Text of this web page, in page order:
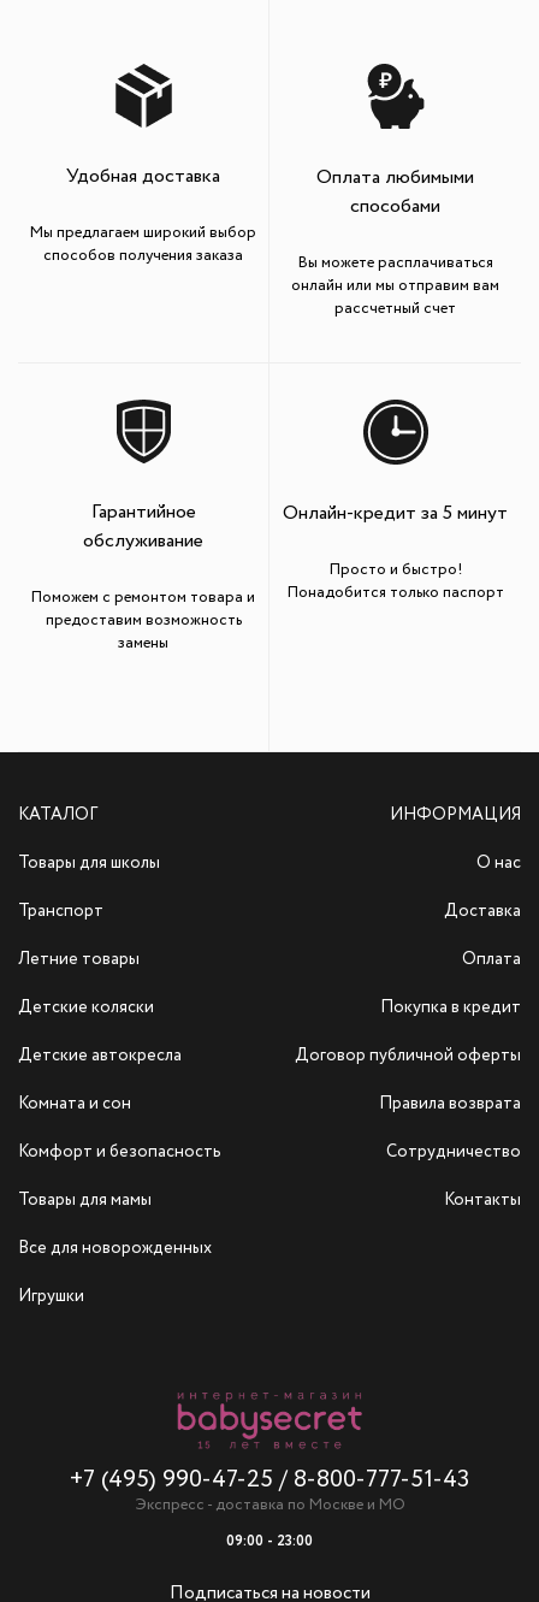
Удобная доставка
Мы предлагаем широкий выбор
способов получения заказа
Оплата любимыми
способами
Вы можете расплачиваться
онлайн или мы отправим вам
рассчетный счет
Гарантийное
обслуживание
Поможем с ремонтом товара и
предоставим возможность
замены
Онлайн-кредит за 5 минут
Просто и быстро!
Понадобится только паспорт
КАТАЛОГ
Товары для школы
Транспорт
Летние товары
Детские коляски
Детские автокресла
Комната и сон
Комфорт и безопасность
Товары для мамы
Все для новорожденных
Игрушки
+7 (495) 990-47-25 / 8-800-777-51-43
Экспресс - доставка по Москве и МО
09:00 - 23:00
Подписаться на новости
ИНФОРМАЦИЯ
О нас
Доставка
Оплата
Покупка в кредит
Договор публичной оферты
Правила возврата
Сотрудничество
Контакты